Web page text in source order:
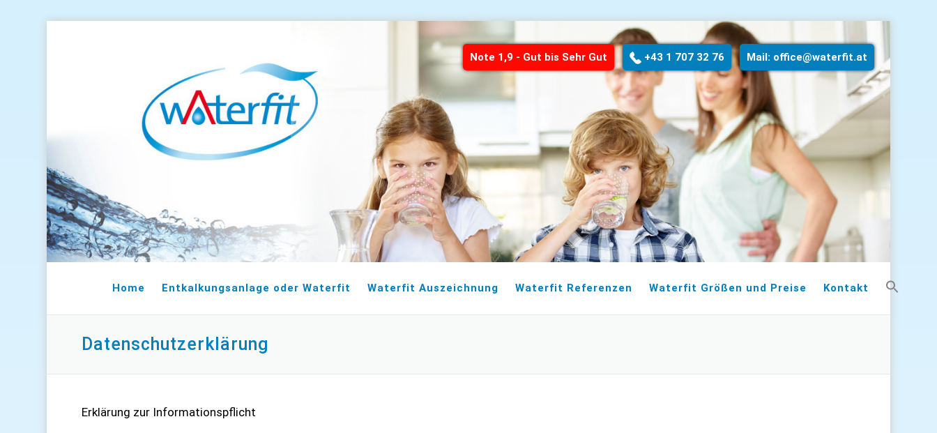
Note 1,9 - Gut bis Sehr Gut +43 1 707 32 76 Mail: office@waterfit.at
Inhalt
Home Entkalkungsanlage oder Waterfit Waterfit Auszeichnung Waterfit Referenzen Waterfit Größen und Preise Kontakt
Datenschutzerklärung
Erklärung zur Informationspflicht